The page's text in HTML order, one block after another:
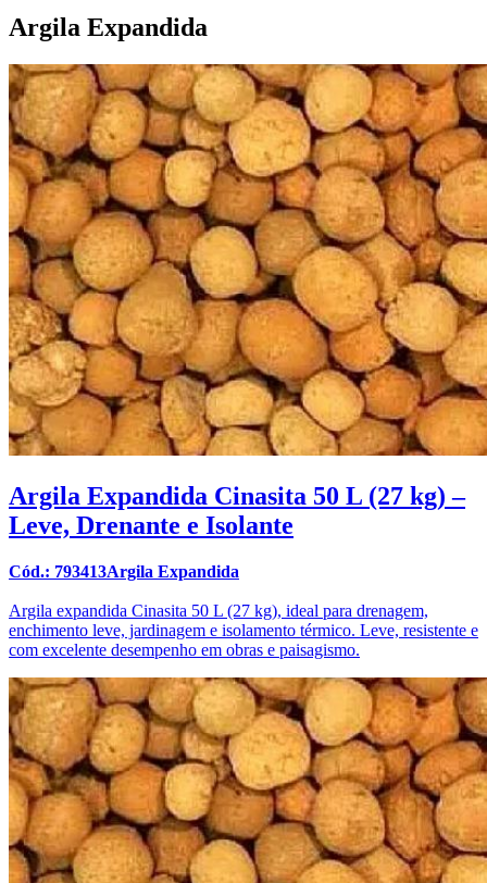
Argila Expandida
Argila Expandida Cinasita 50 L (27 kg) –
Leve, Drenante e Isolante
Cód.: 793413Argila Expandida
Argila expandida Cinasita 50 L (27 kg), ideal para drenagem,
enchimento leve, jardinagem e isolamento térmico. Leve, resistente e
com excelente desempenho em obras e paisagismo.